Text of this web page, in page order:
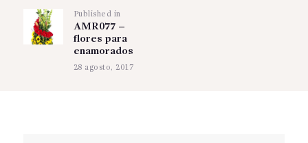
entradasPublished in
post:
AMR077 –
flores para
enamorados
28 agosto, 2017